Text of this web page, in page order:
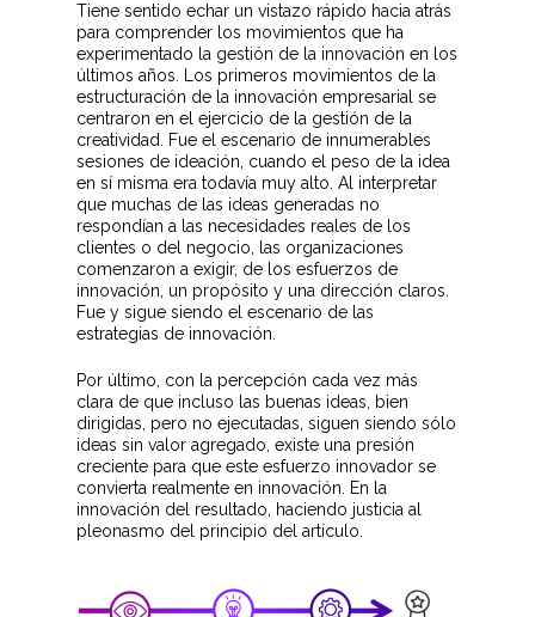
Tiene sentido echar un vistazo rápido hacia atrás
para comprender los movimientos que ha
experimentado la gestión de la innovación en los
últimos años. Los primeros movimientos de la
estructuración de la innovación empresarial se
centraron en el ejercicio de la gestión de la
creatividad. Fue el escenario de innumerables
sesiones de ideación, cuando el peso de la idea
en sí misma era todavía muy alto. Al interpretar
que muchas de las ideas generadas no
respondían a las necesidades reales de los
clientes o del negocio, las organizaciones
comenzaron a exigir, de los esfuerzos de
innovación, un propósito y una dirección claros.
Fue y sigue siendo el escenario de las
estrategias de innovación.
Por último, con la percepción cada vez más
clara de que incluso las buenas ideas, bien
dirigidas, pero no ejecutadas, siguen siendo sólo
ideas sin valor agregado, existe una presión
creciente para que este esfuerzo innovador se
convierta realmente en innovación. En la
innovación del resultado, haciendo justicia al
pleonasmo del principio del artículo.